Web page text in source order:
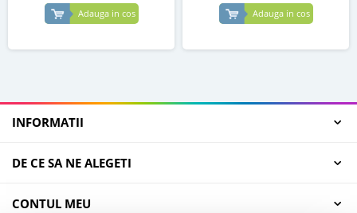
Adauga in cos Adauga in cos
INFORMATII
DE CE SA NE ALEGETI
CONTUL MEU